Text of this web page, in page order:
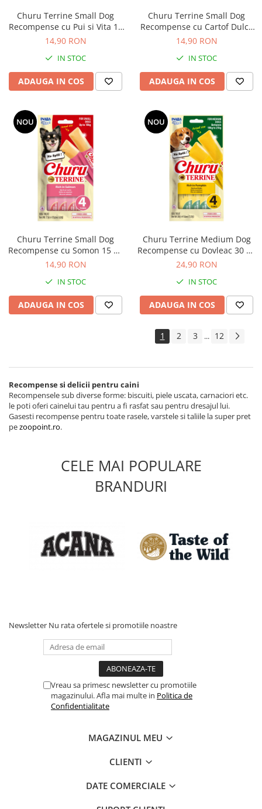
Churu Terrine Small Dog
Recompense cu Pui si Vita 15
Gr x 4 Buc
14,90 RON
IN STOC
ADAUGA IN COS
Churu Terrine Small Dog
Recompense cu Cartof Dulce
15 Gr x 4 Buc
14,90 RON
IN STOC
ADAUGA IN COS
NOU
Churu Terrine Small Dog
Recompense cu Somon 15 Gr
x 4 Buc
14,90 RON
IN STOC
ADAUGA IN COS
NOU
Churu Terrine Medium Dog
Recompense cu Dovleac 30 Gr
x 4 Buc
24,90 RON
IN STOC
ADAUGA IN COS
1 2 3 ... 12
Recompense si delicii pentru caini
Recompensele sub diverse forme: biscuiti, piele uscata, carnaciori etc.
le poti oferi cainelui tau pentru a fi rasfat sau pentru dresajul lui.
Gasesti recompense pentru toate rasele, varstele si taliile la super pret
pezoopoint.ro.
CELE MAI POPULARE
BRANDURI
Newsletter Nu rata ofertele si promotiile noastre
Vreau sa primesc newsletter cu promotiile
magazinului. Afla mai multe in Politica de
Confidentialitate
MAGAZINUL MEU
CLIENTI
DATE COMERCIALE